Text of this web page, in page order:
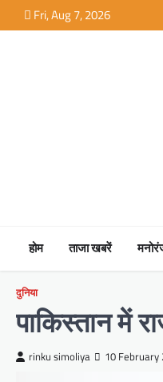
to
Fri, Aug 7, 2026
होम ताजा खबरें
दुनिया
पाकिस्तान में
rinku simoliya 10 February